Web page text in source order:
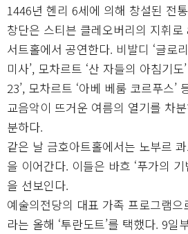
1446년 헨리 6세에 의해 창설된 전
창단은 스티븐 클레오버리의 지휘
서트홀에서 공연한다. 비발디 ‘글로
미사’, 모차르트 ‘산 자들의 아침기도
23’, 모차르트 ‘아베 베룸 코르푸스’
교음악이 뜨거운 여름의 열기를 차
분하다.
같은 날 금호아트홀에서는 노부르
을 이어간다. 이들은 바흐 ‘푸가의
을 선보인다.
예술의전당의 대표 가족 프로그램으
라는 올해 ‘투란도트’를 택했다. 9일